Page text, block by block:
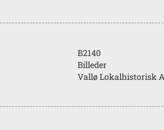
B2140
Billeder
Vallø Lokalhistorisk